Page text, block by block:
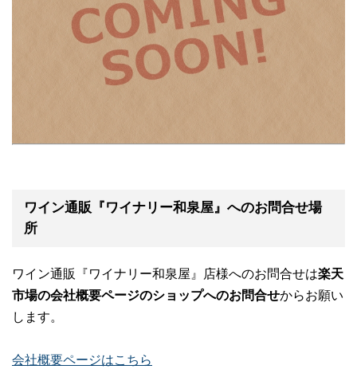
ワイン通販『ワイナリー和泉屋』へのお問合せ場
所
ワイン通販『ワイナリー和泉屋』店様へのお問合せは楽天
市場の会社概要ページのショップへのお問合せからお願い
します。
会社概要ページはこちら